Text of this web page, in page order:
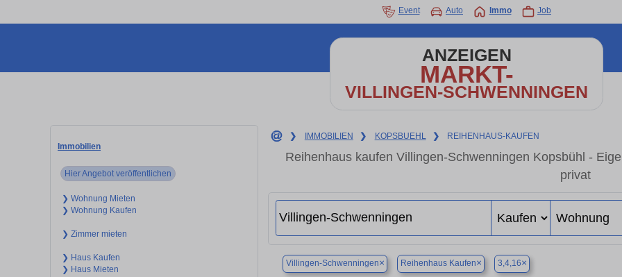
Event Auto Immo Job
ANZEIGEN
MARKT-
VILLINGEN-SCHWENNINGEN
Immobilien
Hier Angebot veröffentlichen
❯ Wohnung Mieten
❯ Wohnung Kaufen
❯ Zimmer mieten
❯ Haus Kaufen
❯ Haus Mieten
❯ IMMOBILIEN ❯ KOPSBUEHL ❯ REIHENHAUS-KAUFEN
Reihenhaus kaufen Villingen-Schwenningen Kopsbühl -
privat
Villingen-Schwenningen× Reihenhaus Kaufen× 3,4,16×